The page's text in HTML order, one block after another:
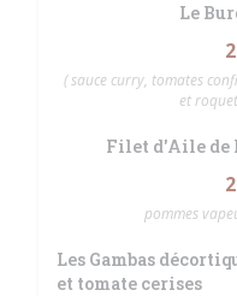
Le
( sauce curry, tomates
et
Filet d'Aile de
pommes
Les Gambas
et tomate cerises